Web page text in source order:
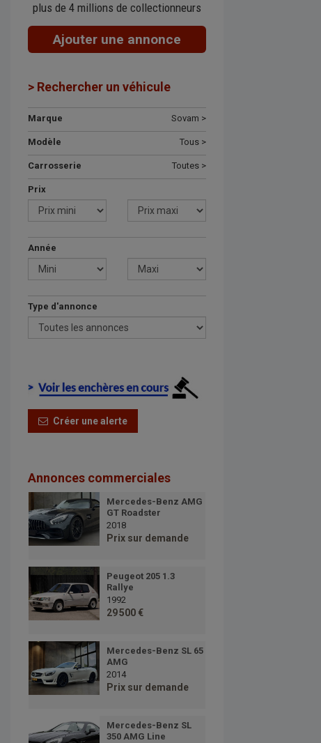
plus de 4 millions de collectionneurs
Ajouter une annonce
> Rechercher un véhicule
Marque Sovam >
Modèle Tous >
Carrosserie Toutes >
Prix
Année
Type d'annonce
Créer une alerte
Annonces commerciales
Mercedes-Benz AMG
GT Roadster
2018
Prix sur demande
Peugeot 205 1.3
Rallye
1992
29 500 €
Mercedes-Benz SL 65
AMG
2014
Prix sur demande
Mercedes-Benz SL
350 AMG Line